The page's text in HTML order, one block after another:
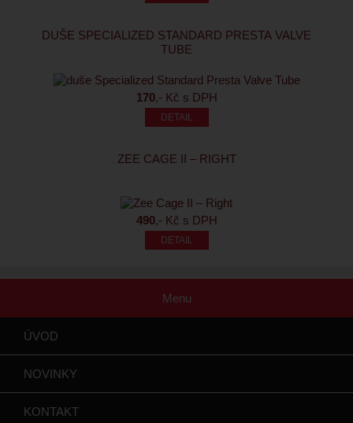
DUŠE SPECIALIZED STANDARD PRESTA VALVE
TUBE
170,- Kč s DPH
ZEE CAGE II – RIGHT
490,- Kč s DPH
Menu
ÚVOD
NOVINKY
KONTAKT